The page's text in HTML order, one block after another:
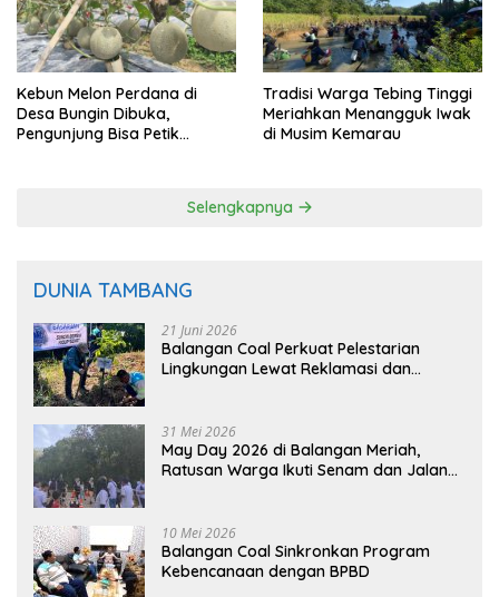
Kebun Melon Perdana di
Desa Bungin Dibuka,
Pengunjung Bisa Petik
Tradisi Warga Tebing Tinggi
Meriahkan Menangguk Iwak
di Musim Kemarau
Selengkapnya
DUNIA TAMBANG
21 Juni 2026
Balangan Coal Perkuat Pelestarian
Lingkungan Lewat Reklamasi dan
31 Mei 2026
May Day 2026 di Balangan Meriah,
Ratusan Warga Ikuti Senam dan Jalan
10 Mei 2026
Balangan Coal Sinkronkan Program
Kebencanaan dengan BPBD